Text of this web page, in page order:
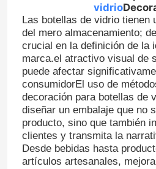
vidrio
Las botellas de vidrio tienen
del mero almacenamiento;
crucial en la definición de la
marca.el atractivo visual de
puede afectar
consumidorEl uso de
decoración para botellas de
diseñar un embalaje que no
producto, sino que también
clientes y transmita la
Desde bebidas hasta
artículos artesanales,